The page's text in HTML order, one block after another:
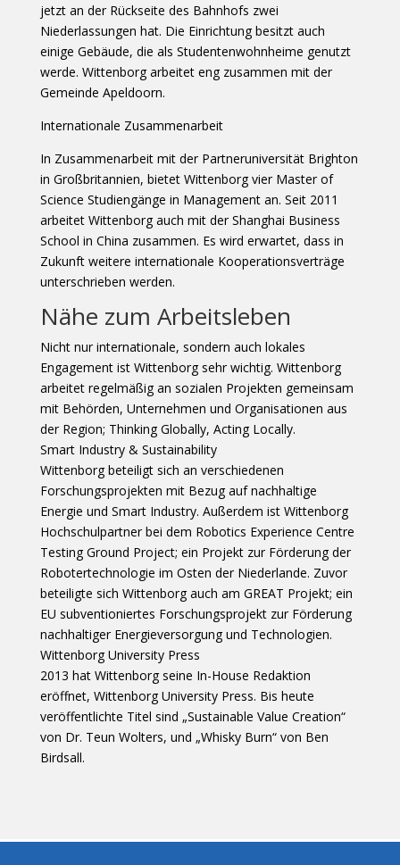
jetzt an der Rückseite des Bahnhofs zwei
Niederlassungen hat. Die Einrichtung besitzt auch
einige Gebäude, die als Studentenwohnheime genutzt
werde. Wittenborg arbeitet eng zusammen mit der
Gemeinde Apeldoorn.
Internationale Zusammenarbeit
In Zusammenarbeit mit der Partneruniversität Brighton
in Großbritannien, bietet Wittenborg vier Master of
Science Studiengänge in Management an. Seit 2011
arbeitet Wittenborg auch mit der Shanghai Business
School in China zusammen. Es wird erwartet, dass in
Zukunft weitere internationale Kooperationsverträge
unterschrieben werden.
Nähe zum Arbeitsleben
Nicht nur internationale, sondern auch lokales
Engagement ist Wittenborg sehr wichtig. Wittenborg
arbeitet regelmäßig an sozialen Projekten gemeinsam
mit Behörden, Unternehmen und Organisationen aus
der Region; Thinking Globally, Acting Locally.
Smart Industry & Sustainability
Wittenborg beteiligt sich an verschiedenen
Forschungsprojekten mit Bezug auf nachhaltige
Energie und Smart Industry. Außerdem ist Wittenborg
Hochschulpartner bei dem Robotics Experience Centre
Testing Ground Project; ein Projekt zur Förderung der
Robotertechnologie im Osten der Niederlande. Zuvor
beteiligte sich Wittenborg auch am GREAT Projekt; ein
EU subventioniertes Forschungsprojekt zur Förderung
nachhaltiger Energieversorgung und Technologien.
Wittenborg University Press
2013 hat Wittenborg seine In-House Redaktion
eröffnet, Wittenborg University Press. Bis heute
veröffentlichte Titel sind „Sustainable Value Creation“
von Dr. Teun Wolters, und „Whisky Burn“ von Ben
Birdsall.